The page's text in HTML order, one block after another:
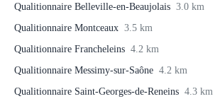
Qualitionnaire Belleville-en-Beaujolais 3.0 km
Qualitionnaire Montceaux 3.5 km
Qualitionnaire Francheleins 4.2 km
Qualitionnaire Messimy-sur-Saône 4.2 km
Qualitionnaire Saint-Georges-de-Reneins 4.3 km